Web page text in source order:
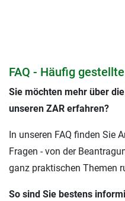
FAQ - Häufig
Sie möchten mehr über
unseren ZAR erfahren?
In unseren FAQ finden Sie
Fragen - von der
ganz praktischen Themen
So sind Sie bestens